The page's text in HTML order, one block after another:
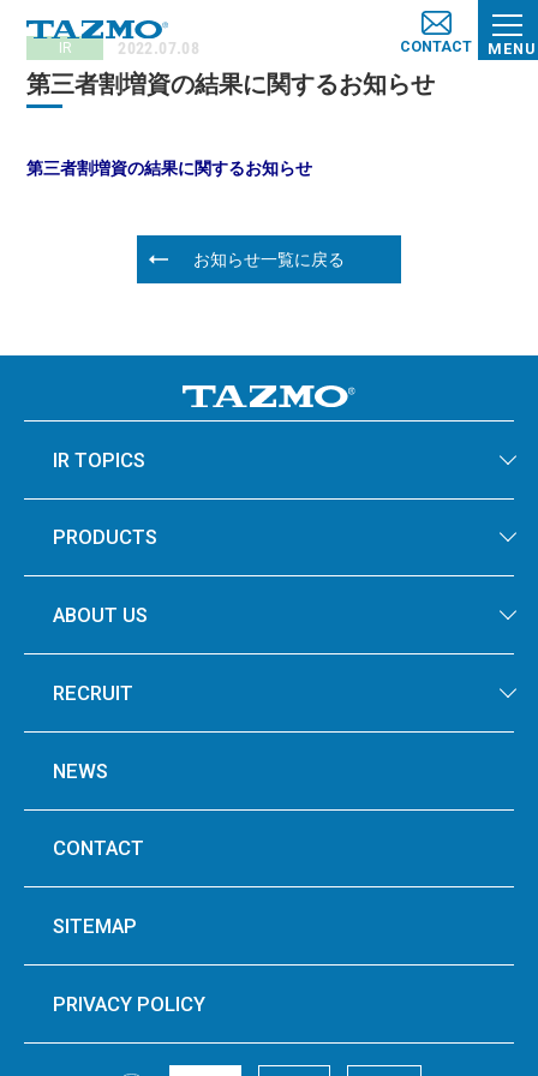
MENU
CONTACT
IR 2022.07.08
第三者割増資の結果に関するお知らせ
第三者割増資の結果に関するお知らせ
お知らせ一覧に戻る
IR TOPICS
PRODUCTS
ABOUT US
RECRUIT
NEWS
CONTACT
SITEMAP
PRIVACY POLICY